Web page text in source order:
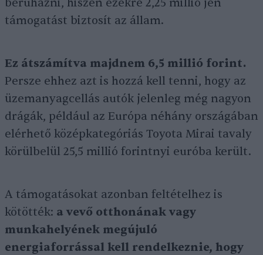
beruházni, hiszen ezekre 2,25 millió jen
támogatást biztosít az állam.
Ez átszámítva majdnem 6,5 millió forint.
Persze ehhez azt is hozzá kell tenni, hogy az
üzemanyagcellás autók jelenleg még nagyon
drágák, például az Európa néhány országában
elérhető középkategóriás Toyota Mirai tavaly
körülbelül 25,5 millió forintnyi euróba került.
A támogatásokat azonban feltételhez is
kötötték: a vevő otthonának vagy
munkahelyének megújuló
energiaforrással kell rendelkeznie, hogy